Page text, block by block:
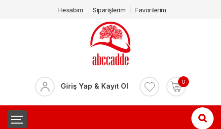
Hesabım Siparişlerim Favorilerim
Giriş Yap & Kayıt Ol 0